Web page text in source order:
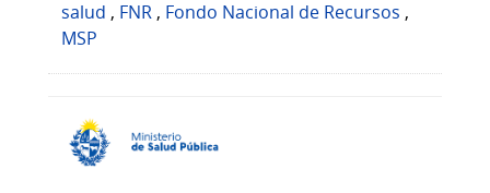
salud , FNR, Fondo Nacional de Recursos ,
MSP